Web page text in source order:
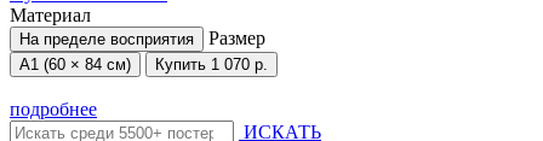
Материал
На пределе восприятия Размер
А1 (60 × 84 см) Купить 1 070 р.
подробнее
ИСКАТЬ